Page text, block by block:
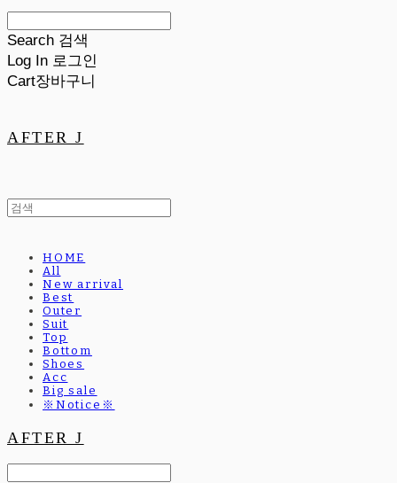
Search 검색
Log In 로그인
Cart장바구니
AFTER J
HOME
All
New arrival
Best
Outer
Suit
Top
Bottom
Shoes
Acc
Big sale
※Notice※
AFTER J